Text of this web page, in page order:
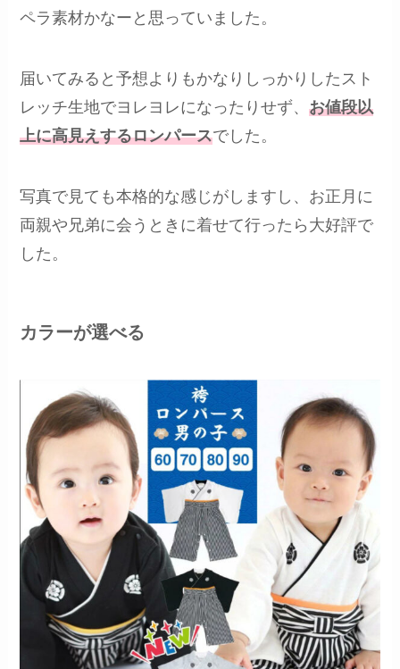
ペラ素材かなーと思っていました。
届いてみると予想よりもかなりしっかりしたスト
レッチ生地でヨレヨレになったりせず、お値段以
上に高見えするロンパースでした。
写真で見ても本格的な感じがしますし、お正月に
両親や兄弟に会うときに着せて行ったら大好評で
した。
カラーが選べる